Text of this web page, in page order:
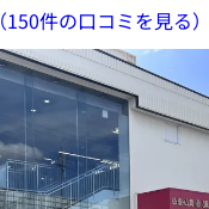
（150件の口コミを見る）